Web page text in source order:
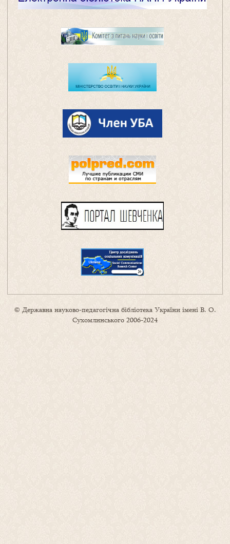
© Державна науково-педагогічна бібліотека України імені В. О.
Сухомлинського 2006-2024